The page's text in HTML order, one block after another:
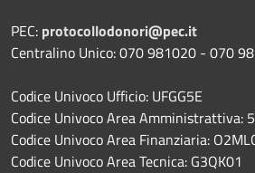
PEC: protocollodonori@pec.it
Centralino Unico: 070 981020 - 070
Codice Univoco Ufficio: UFGG5E
Codice Univoco Area Amministrattiva:
Codice Univoco Area Finanziaria:
Codice Univoco Area Tecnica: G3QK01